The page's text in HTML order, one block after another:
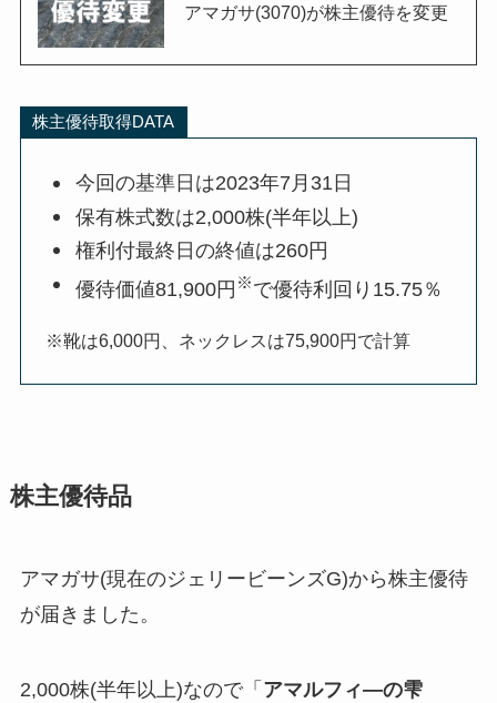
アマガサ(3070)が株主優待を変更
株主優待取得DATA
今回の基準日は2023年7月31日
保有株式数は2,000株(半年以上)
権利付最終日の終値は260円
優待価値81,900円 ※で優待利回り15.75％
※靴は6,000円、ネックレスは75,900円で計算
株主優待品
アマガサ(現在のジェリービーンズG)から株主優待
が届きました。
2,000株(半年以上)なので「 アマルフィ―の雫